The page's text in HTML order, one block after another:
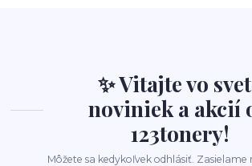
✨ Vitajte vo
noviniek a akcií
123tonery!
Môžete sa kedykoľvek odhlásiť. Zasielame